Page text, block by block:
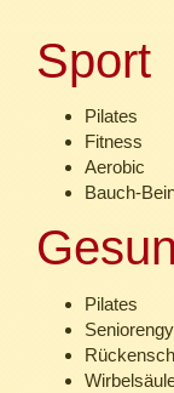
Sport
Pilates
Fitness
Aerobic
Bauch-
Pilates